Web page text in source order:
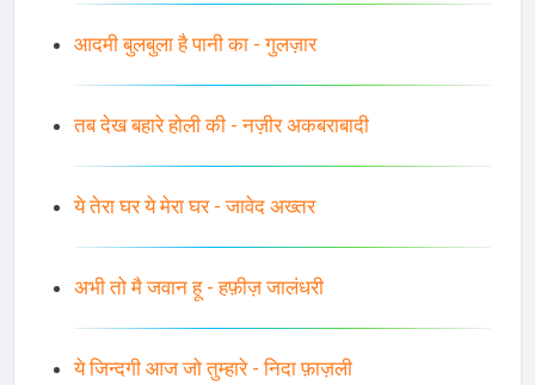
आदमी बुलबुला है पानी का - गुलज़ार
तब देख बहारे होली की - नज़ीर अकबराबादी
ये तेरा घर ये मेरा घर - जावेद अख्तर
अभी तो मै जवान हू - हफ़ीज़ जालंधरी
ये जिन्दगी आज जो तुम्हारे - निदा फ़ाज़ली